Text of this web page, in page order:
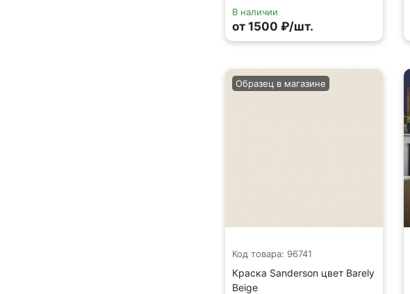
В наличии
от 1500 ₽/шт.
Код товара: 96741
Краска Sanderson цвет Barely
Beige
Образец в магазине